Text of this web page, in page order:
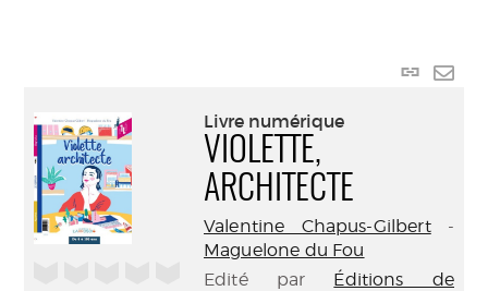
Lien
Livre numérique
VIOLETTE,
ARCHITECTE
Valentine Chapus-Gilbert-
Maguelone du Fou
Edité par Éditions de